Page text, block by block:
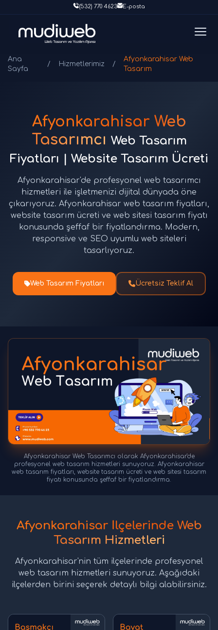
(532) 770 4623 E-posta
Ana
Sayfa
/ Hizmetlerimiz /
Afyonkarahisar Web
Tasarım
Afyonkarahisar Web
Tasarımcı Web Tasarım
Fiyatları | Website Tasarım Ücreti
Afyonkarahisar'de profesyonel web tasarımcı
hizmetleri ile işletmenizi dijital dünyada öne
çıkarıyoruz. Afyonkarahisar web tasarım fiyatları,
website tasarım ücreti ve web sitesi tasarım fiyatı
konusunda şeffaf bir fiyatlandırma. Modern,
responsive ve SEO uyumlu web siteleri
tasarlıyoruz.
Web Tasarım Fiyatları Ücretsiz Teklif Al
Afyonkarahisar Web Tasarımcı olarak Afyonkarahisar'de
profesyonel web tasarım hizmetleri sunuyoruz. Afyonkarahisar
web tasarım fiyatları, website tasarım ücreti ve web sitesi tasarım
fiyatı konusunda şeffaf bir fiyatlandırma.
Afyonkarahisar İlçelerinde Web
Tasarım Hizmetleri
Afyonkarahisar'nin tüm ilçelerinde profesyonel
web tasarım hizmetleri sunuyoruz. Aşağıdaki
ilçelerden birini seçerek detaylı bilgi alabilirsiniz.